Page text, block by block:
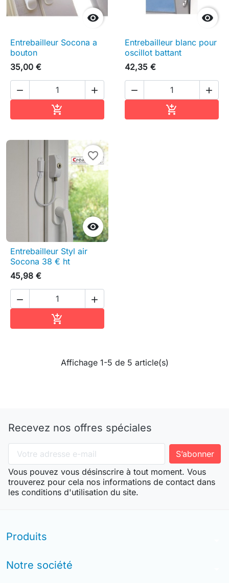

Entrebailleur Socona a
bouton
35,00 €
 


Entrebailleur blanc pour
oscillot battant
42,35 €
 


favorite_border
Entrebailleur Styl air
Socona 38 € ht
45,98 €
 

Affichage 1-5 de 5 article(s)
Recevez nos offres spéciales
Vous pouvez vous désinscrire à tout moment. Vous
trouverez pour cela nos informations de contact dans
les conditions d'utilisation du site.
Produits
Notre société